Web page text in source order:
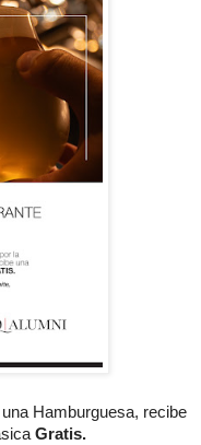
Hamburguesa, recibe
Gratis.